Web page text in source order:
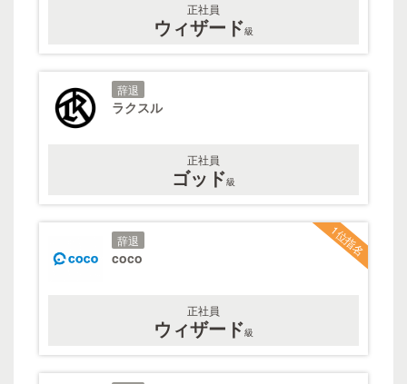
正社員
ウィザード級
辞退
ラクスル
正社員
ゴッド級
1位指名
辞退
coco
正社員
ウィザード級